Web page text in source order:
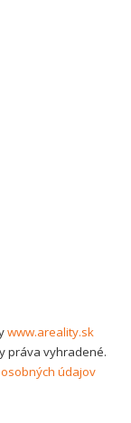
www.areality.sk
práva vyhradené.
údajov